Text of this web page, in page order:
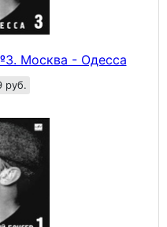
Москва - Одесса
руб.